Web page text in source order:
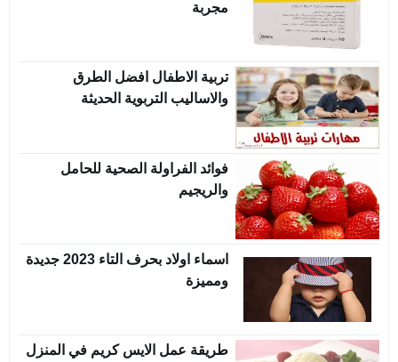
مجربة
تربية الاطفال افضل الطرق
والاساليب التربوية الحديثة
فوائد الفراولة الصحية للحامل
والريجيم
اسماء اولاد بحرف التاء 2023 جديدة
ومميزة
طريقة عمل الايس كريم في المنزل